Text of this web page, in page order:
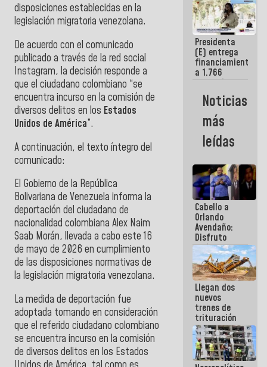
disposiciones establecidas en la
legislación migratoria venezolana.
De acuerdo con el comunicado
publicado a través de la red social
Instagram, la decisión responde a
que el ciudadano colombiano “se
encuentra incurso en la comisión de
diversos delitos en los Estados
Unidos de América”.
A continuación, el texto íntegro del
comunicado:
El Gobierno de la República
Bolivariana de Venezuela informa la
deportación del ciudadano de
nacionalidad colombiana Alex Naim
Saab Morán, llevada a cabo este 16
de mayo de 2026 en cumplimiento
de las disposiciones normativas de
la legislación migratoria venezolana.
La medida de deportación fue
adoptada tomando en consideración
que el referido ciudadano colombiano
se encuentra incurso en la comisión
de diversos delitos en los Estados
siempre
estará
acompañada
por el
Gobierno
Nacional
Presidenta
(E) entrega
financiamientos
a 1.766
comerciantes
emprendedores
afectados
por
terremotos
Noticias
más
leídas
Cabello a
Orlando
Avendaño:
Disfruto
cada vez
que escribes
porque lo
que haces
es
embarrarla
Llegan dos
nuevos
trenes de
trituración
para
optimizar
manejo de
escombros